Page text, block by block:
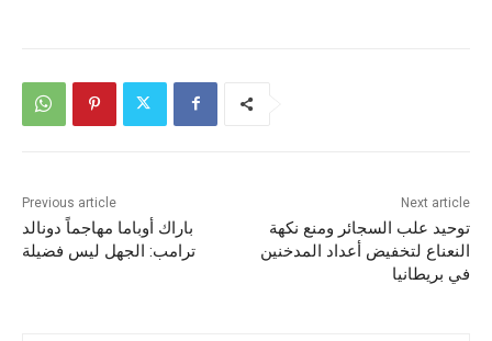
Previous article
باراك أوباما مهاجماً دونالد
ترامب: الجهل ليس فضيلة
Next article
توحيد علب السجائر ومنع نكهة
النعناع لتخفيض أعداد المدخنين
في بريطانيا